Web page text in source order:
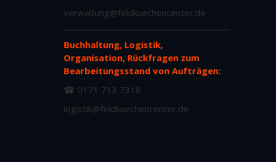
verwaltung@feldkuechencenter.de
Buchhaltung, Logistik,
Organisation, Rückfragen zum
Bearbeitungsstand von Aufträgen:
☎ 0171 713 7318
logistik@feldkuechencenter.de